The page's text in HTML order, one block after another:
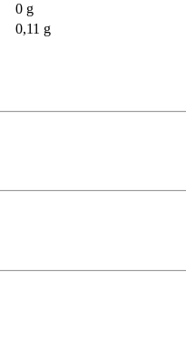
0 g
0,11 g